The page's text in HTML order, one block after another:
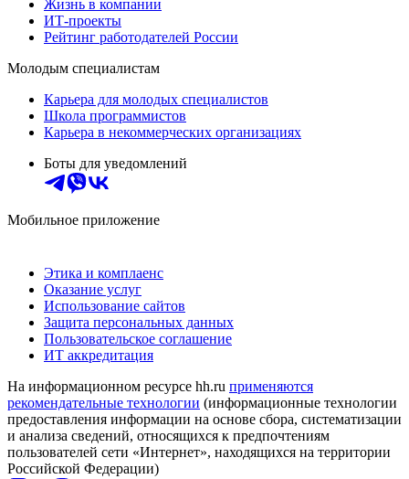
Жизнь в компании
ИТ-проекты
Рейтинг работодателей России
Молодым специалистам
Карьера для молодых специалистов
Школа программистов
Карьера в некоммерческих организациях
Боты для уведомлений
Мобильное приложение
Этика и комплаенс
Оказание услуг
Использование сайтов
Защита персональных данных
Пользовательское соглашение
ИТ аккредитация
На информационном ресурсе hh.ru применяются
рекомендательные технологии (информационные технологии
предоставления информации на основе сбора, систематизации
и анализа сведений, относящихся к предпочтениям
пользователей сети «Интернет», находящихся на территории
Российской Федерации)